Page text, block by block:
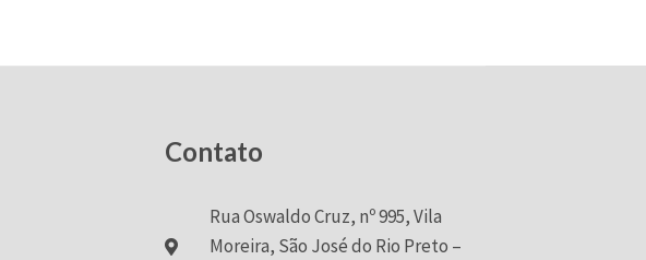
Contato
Rua Oswaldo Cruz, nº 995, Vila
Moreira, São José do Rio Preto –